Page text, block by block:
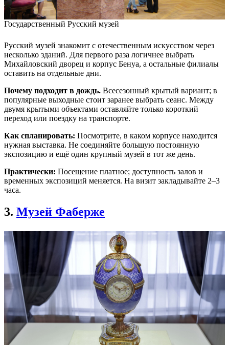
Государственный Русский музей
Русский музей знакомит с отечественным искусством через
несколько зданий. Для первого раза логичнее выбрать
Михайловский дворец и корпус Бенуа, а остальные филиалы
оставить на отдельные дни.
Почему подходит в дождь. Всесезонный крытый вариант; в
популярные выходные стоит заранее выбрать сеанс. Между
двумя крытыми объектами оставляйте только короткий
переход или поездку на транспорте.
Как спланировать: Посмотрите, в каком корпусе находится
нужная выставка. Не соединяйте большую постоянную
экспозицию и ещё один крупный музей в тот же день.
Практически: Посещение платное; доступность залов и
временных экспозиций меняется. На визит закладывайте 2–3
часа.
3. Музей Фаберже